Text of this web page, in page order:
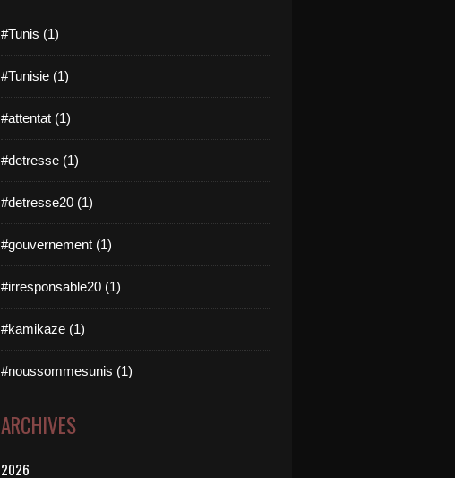
#Tunis (1)
#Tunisie (1)
#attentat (1)
#detresse (1)
#detresse20 (1)
#gouvernement (1)
#irresponsable20 (1)
#kamikaze (1)
#noussommesunis (1)
ARCHIVES
2026